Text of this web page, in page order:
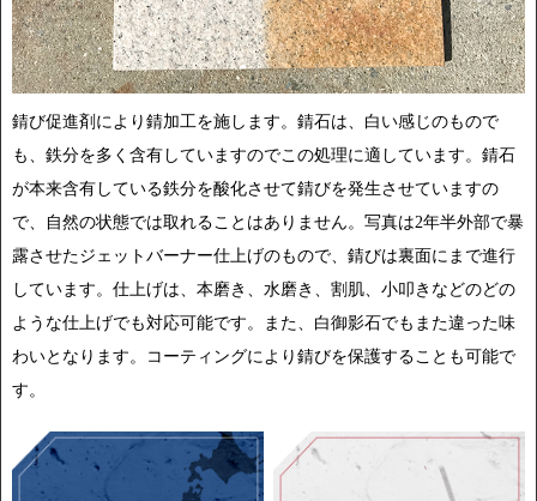
錆び促進剤により錆加工を施します。錆石は、白い感じのもので
も、鉄分を多く含有していますのでこの処理に適しています。錆石
が本来含有している鉄分を酸化させて錆びを発生させていますの
で、自然の状態では取れることはありません。写真は2年半外部で暴
露させたジェットバーナー仕上げのもので、錆びは裏面にまで進行
しています。仕上げは、本磨き、水磨き、割肌、小叩きなどのどの
ような仕上げでも対応可能です。また、白御影石でもまた違った味
わいとなります。コーティングにより錆びを保護することも可能で
す。